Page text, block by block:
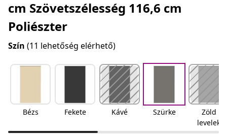
cm Szövetszélesség 116,6 cm
Poliészter
Szín (11 lehetőség elérhető)
Bézs Fekete Kávé Szürke
Zöld
levelek